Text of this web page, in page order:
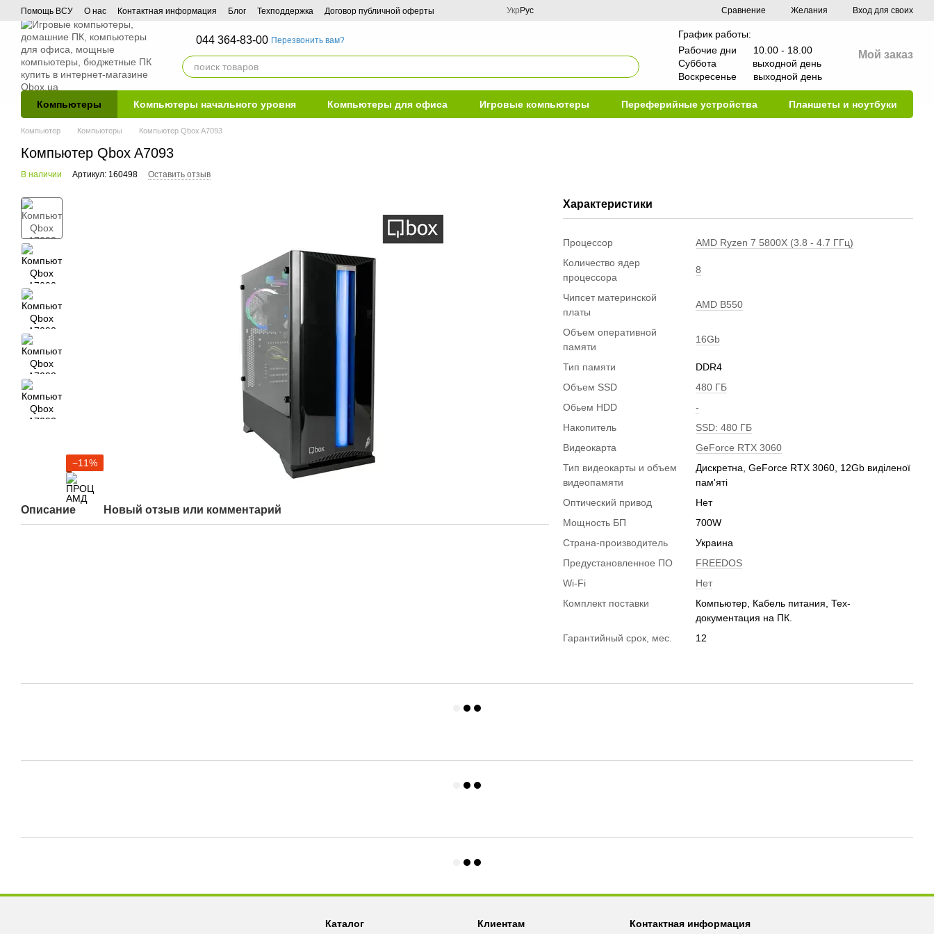
Перейти к основному контенту
Помощь ВСУ О нас Контактная информация Блог Техподдержка Договор публичной оферты Укр Рус Сравнение Желания Вход для своих
044 364-83-00 Перезвонить вам?
График работы:
Рабочие дни 10.00 - 18.00
Суббота выходной день
Воскресенье выходной день
Мой заказ
Компьютеры Компьютеры начального уровня Компьютеры для офиса Игровые компьютеры Переферийные устройства Планшеты и ноутбуки
Компьютер Компьютеры Компьютер Qbox A7093
Компьютер Qbox A7093
В наличии Артикул: 160498 Оставить отзыв
−11%
Описание Новый отзыв или комментарий
Характеристики
Процессор
AMD Ryzen 7 5800X (3.8 - 4.7 ГГц)
Количество ядер
процессора
8
Чипсет материнской
платы
AMD B550
Объем оперативной
памяти
16Gb
Тип памяти
DDR4
Объем SSD
480 ГБ
Обьем HDD
-
Накопитель
SSD: 480 ГБ
Видеокарта
GeForce RTX 3060
Тип видеокарты и объем
видеопамяти
Дискретна, GeForce RTX 3060, 12Gb виділеної
пам'яті
Оптический привод
Нет
Мощность БП
700W
Страна-производитель
Украина
Предустановленное ПО
FREEDOS
Wi-Fi
Нет
Комплект поставки
Компьютер, Кабель питания, Тех-
документация на ПК.
Гарантийный срок, мес.
12
Каталог Клиентам Контактная информация